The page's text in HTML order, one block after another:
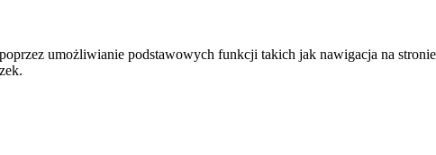
umożliwianie podstawowych funkcji takich jak nawigacja na